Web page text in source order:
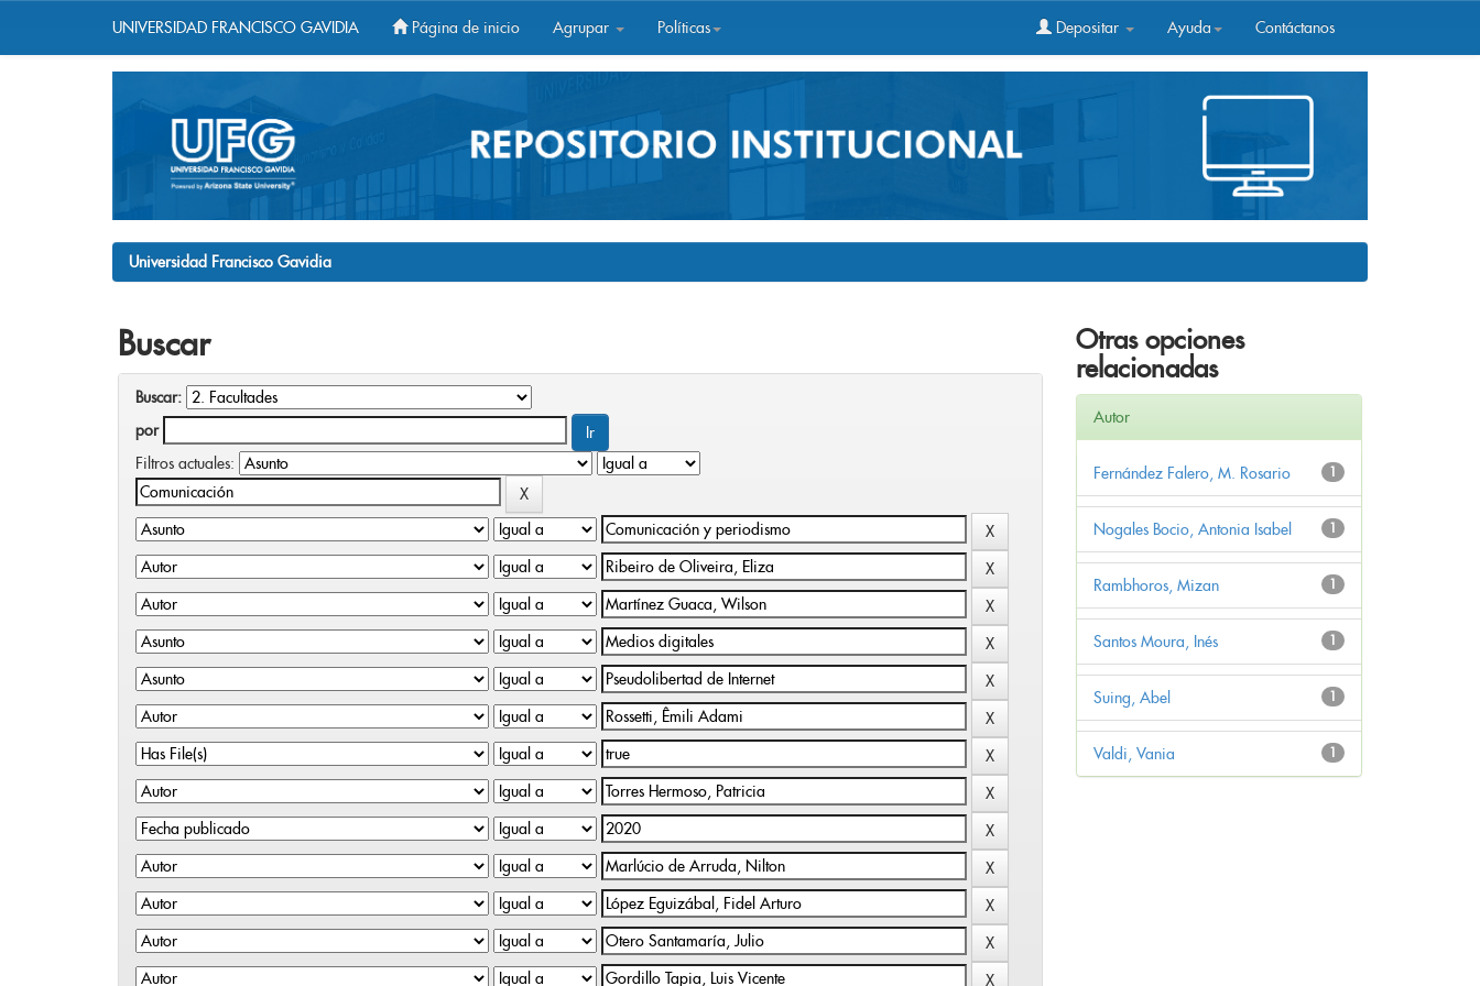
UNIVERSIDAD FRANCISCO GAVIDIA Página de inicio Agrupar Políticas Depositar Ayuda Contáctanos
Universidad Francisco Gavidia
Buscar
Buscar:
por
Filtros actuales:
Otras opciones
relacionadas
Autor
1
Fernández Falero, M. Rosario
1
Nogales Bocio, Antonia Isabel
1
Rambhoros, Mizan
1
Santos Moura, Inés
1
Suing, Abel
1
Valdi, Vania